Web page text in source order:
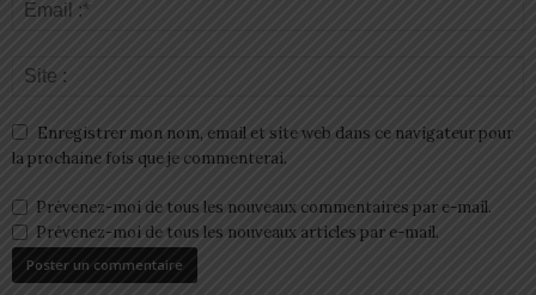
Enregistrer mon nom, email et site web dans ce navigateur pour
la prochaine fois que je commenterai.
Prévenez-moi de tous les nouveaux commentaires par e-mail.
Prévenez-moi de tous les nouveaux articles par e-mail.